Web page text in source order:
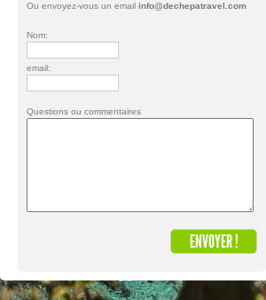
Ou envoyez-vous un email info@dechepatravel.com
Nom:
email:
Questions ou commentaires